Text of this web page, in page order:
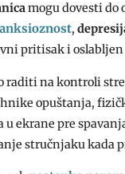
mogu dovesti
anksioznost,
pritisak i
raditi na kontroli
opuštanja,
ekrane pre
stručnjaku kada